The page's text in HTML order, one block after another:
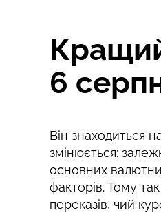
Комісія Strumok,
6
Він знаходиться
змінюється:
основних
факторів. Тому
переказів, чий